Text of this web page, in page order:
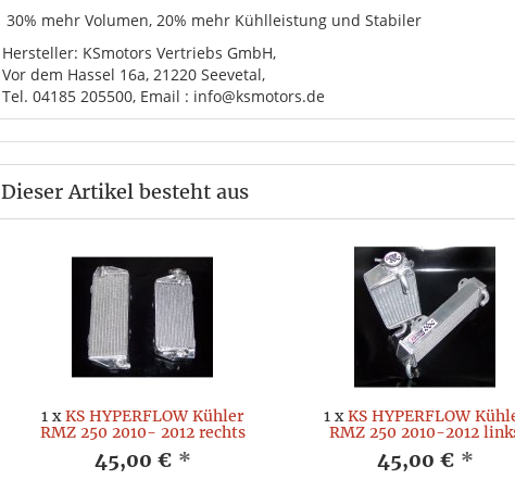
30% mehr Volumen, 20% mehr Kühlleistung und Stabiler
Hersteller: KSmotors Vertriebs GmbH,
Vor dem Hassel 16a, 21220 Seevetal,
Tel. 04185 205500, Email : info@ksmotors.de
Dieser Artikel besteht aus
1 x KS HYPERFLOW Kühler
RMZ 250 2010- 2012 rechts
45,00 € *
1 x KS HYPERFLOW
RMZ 250 2010-2012
45,00 € *